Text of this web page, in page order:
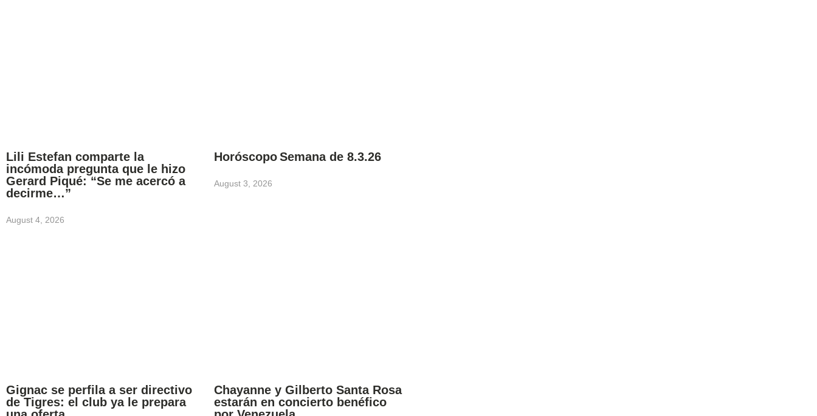
Lili Estefan comparte la
incómoda pregunta que le hizo
Gerard Piqué: “Se me acercó a
decirme…”
August 4, 2026
Horóscopo Semana de 8.3.26
August 3, 2026
Gignac se perfila a ser directivo
de Tigres: el club ya le prepara
Chayanne y Gilberto Santa Rosa
estarán en concierto benéfico